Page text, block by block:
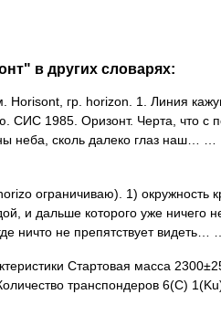
в других словарях:
гр. horizon. 1. Линия
СИС 1985. Оризонт. Черта, что с
неба, сколь далеко глаз наш… …
ограничиваю). 1) окружность
и дальше которого уже ничего
ничто не препятствует
Стартовая масса
транспондеров 6(C)